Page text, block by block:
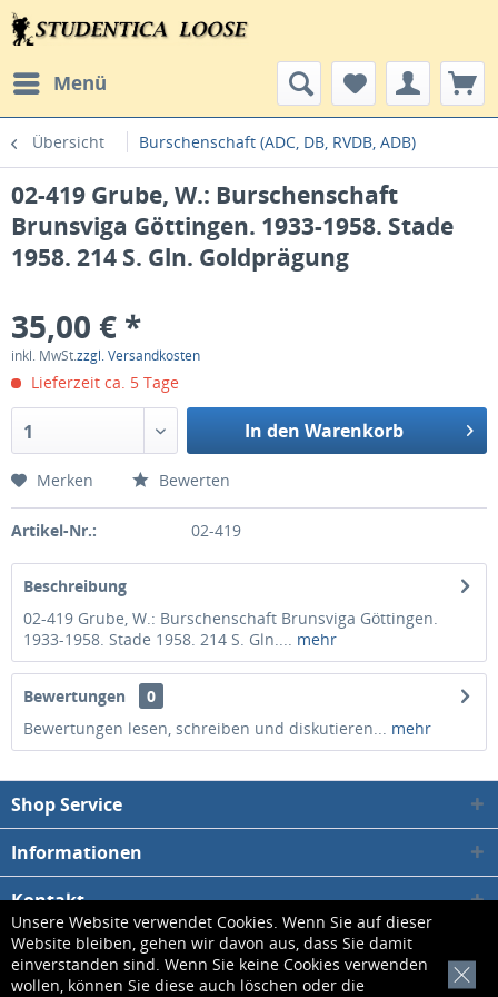
Unsere Website verwendet Cookies. Wenn Sie auf dieser
Website bleiben, gehen wir davon aus, dass Sie damit
einverstanden sind. Wenn Sie keine Cookies verwenden
wollen, können Sie diese auch löschen oder die
[x]
Menü
Übersicht Burschenschaft (ADC, DB, RVDB, ADB)
02-419 Grube, W.: Burschenschaft
Brunsviga Göttingen. 1933-1958. Stade
1958. 214 S. Gln. Goldprägung
35,00 € *
inkl. MwSt.zzgl. Versandkosten
Lieferzeit ca. 5 Tage
1 In den Warenkorb
Merken Bewerten
Artikel-Nr.: 02-419
Beschreibung
02-419 Grube, W.: Burschenschaft Brunsviga Göttingen.
1933-1958. Stade 1958. 214 S. Gln.... mehr
Bewertungen
0
Bewertungen lesen, schreiben und diskutieren... mehr
Shop Service
Informationen
Kontakt
* Alle Preise inkl. gesetzl. Mehrwertsteuer zzgl.Versandkosten, wenn nicht
anders beschrieben